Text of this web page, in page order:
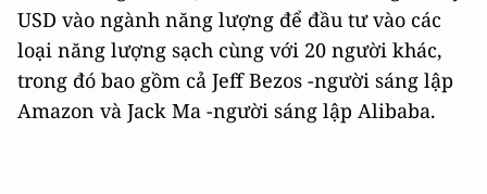
USD vào ngành năng lượng để đầu tư vào các
loại năng lượng sạch cùng với 20 người khác,
trong đó bao gồm cả Jeff Bezos -người sáng lập
Amazon và Jack Ma -người sáng lập Alibaba.